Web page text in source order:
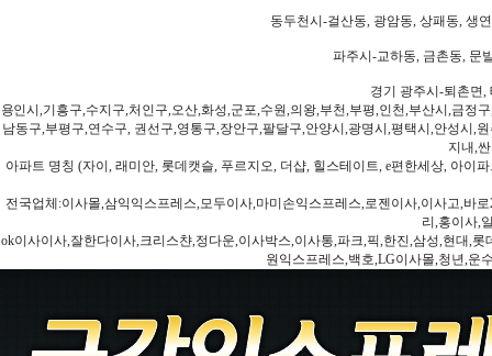
동두천시-걸산동, 광암동, 상패동, 생
파주시-교하동, 금촌동, 문
경기 광주시-퇴촌면,
용인시,기흥구,수지구,처인구,오산,화성,군포,수원,의왕,부천,부평,인천,부산시,금
남동구,부평구,연수구, 권선구,영통구,장안구,팔달구,안양시,광명시,평택시,안성시,
지내,
아파트 명칭 (자이, 래미안, 롯데캣슬, 푸르지오, 더샵, 힐스테이트, e편한세상, 아이
전국업체:이사몰,삼익익스프레스,모두이사,마미손익스프레스,로젠이사,이사고,바
리,홍이사,
ok이사이사,잘한다이사,크리스챤,정다운,이사박스,이사통,파크,픽,한진,삼성,현대,
원익스프레스,백호,LG이사몰,청년,운